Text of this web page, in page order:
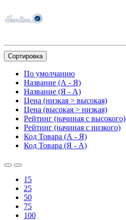
Сортировка
По умолчанию
Название (А - Я)
Название (Я - А)
Цена (низкая > высокая)
Цена (высокая > низкая)
Рейтинг (начиная с высокого)
Рейтинг (начиная с низкого)
Код Товара (А - Я)
Код Товара (Я - А)
15
25
50
75
100